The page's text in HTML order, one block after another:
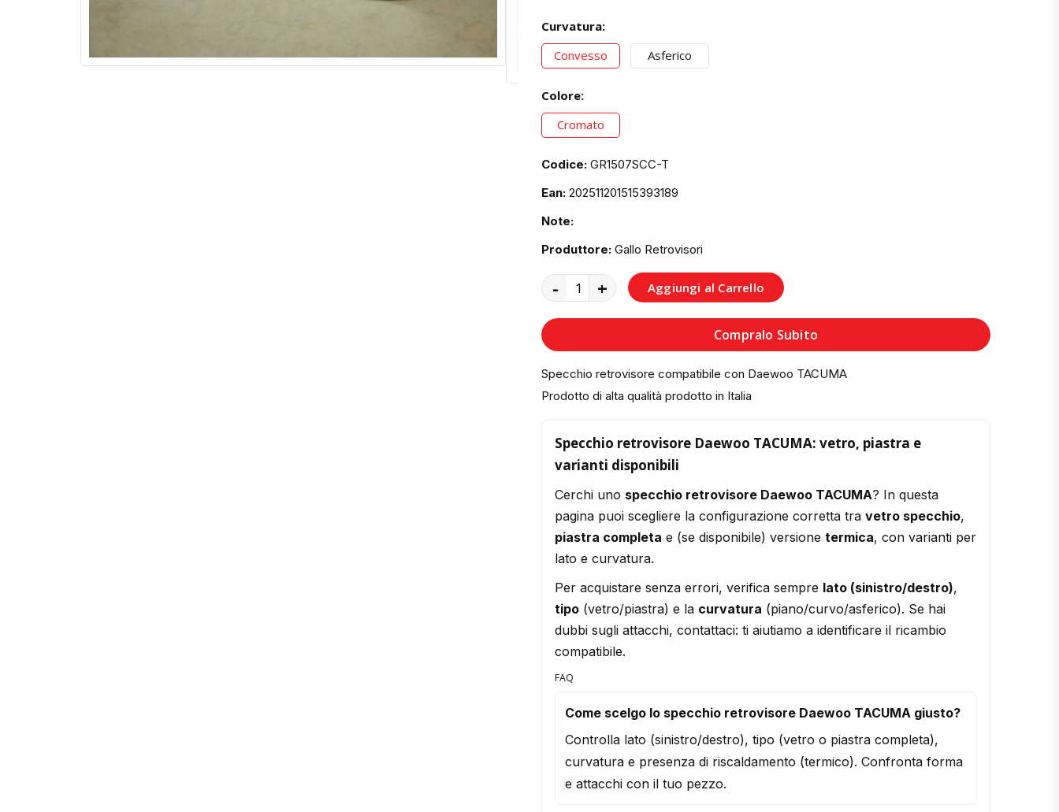
Curvatura:
Convesso
Asferico
Colore:
Cromato
Codice: GR1507SCC-T
Ean: 202511201515393189
Note:
Produttore: Gallo Retrovisori
- + Aggiungi al Carrello
Compralo Subito
Specchio retrovisore compatibile con Daewoo TACUMA
Prodotto di alta qualità prodotto in Italia
Specchio retrovisore Daewoo TACUMA: vetro, piastra e
varianti disponibili
Cerchi uno specchio retrovisore Daewoo TACUMA? In questa
pagina puoi scegliere la configurazione corretta tra vetro specchio,
piastra completa e (se disponibile) versione termica, con varianti per
lato e curvatura.
Per acquistare senza errori, verifica sempre lato (sinistro/destro),
tipo (vetro/piastra) e la curvatura (piano/curvo/asferico). Se hai
dubbi sugli attacchi, contattaci: ti aiutiamo a identificare il ricambio
compatibile.
FAQ
Come scelgo lo specchio retrovisore Daewoo TACUMA giusto?
Controlla lato (sinistro/destro), tipo (vetro o piastra completa),
curvatura e presenza di riscaldamento (termico). Confronta forma
e attacchi con il tuo pezzo.